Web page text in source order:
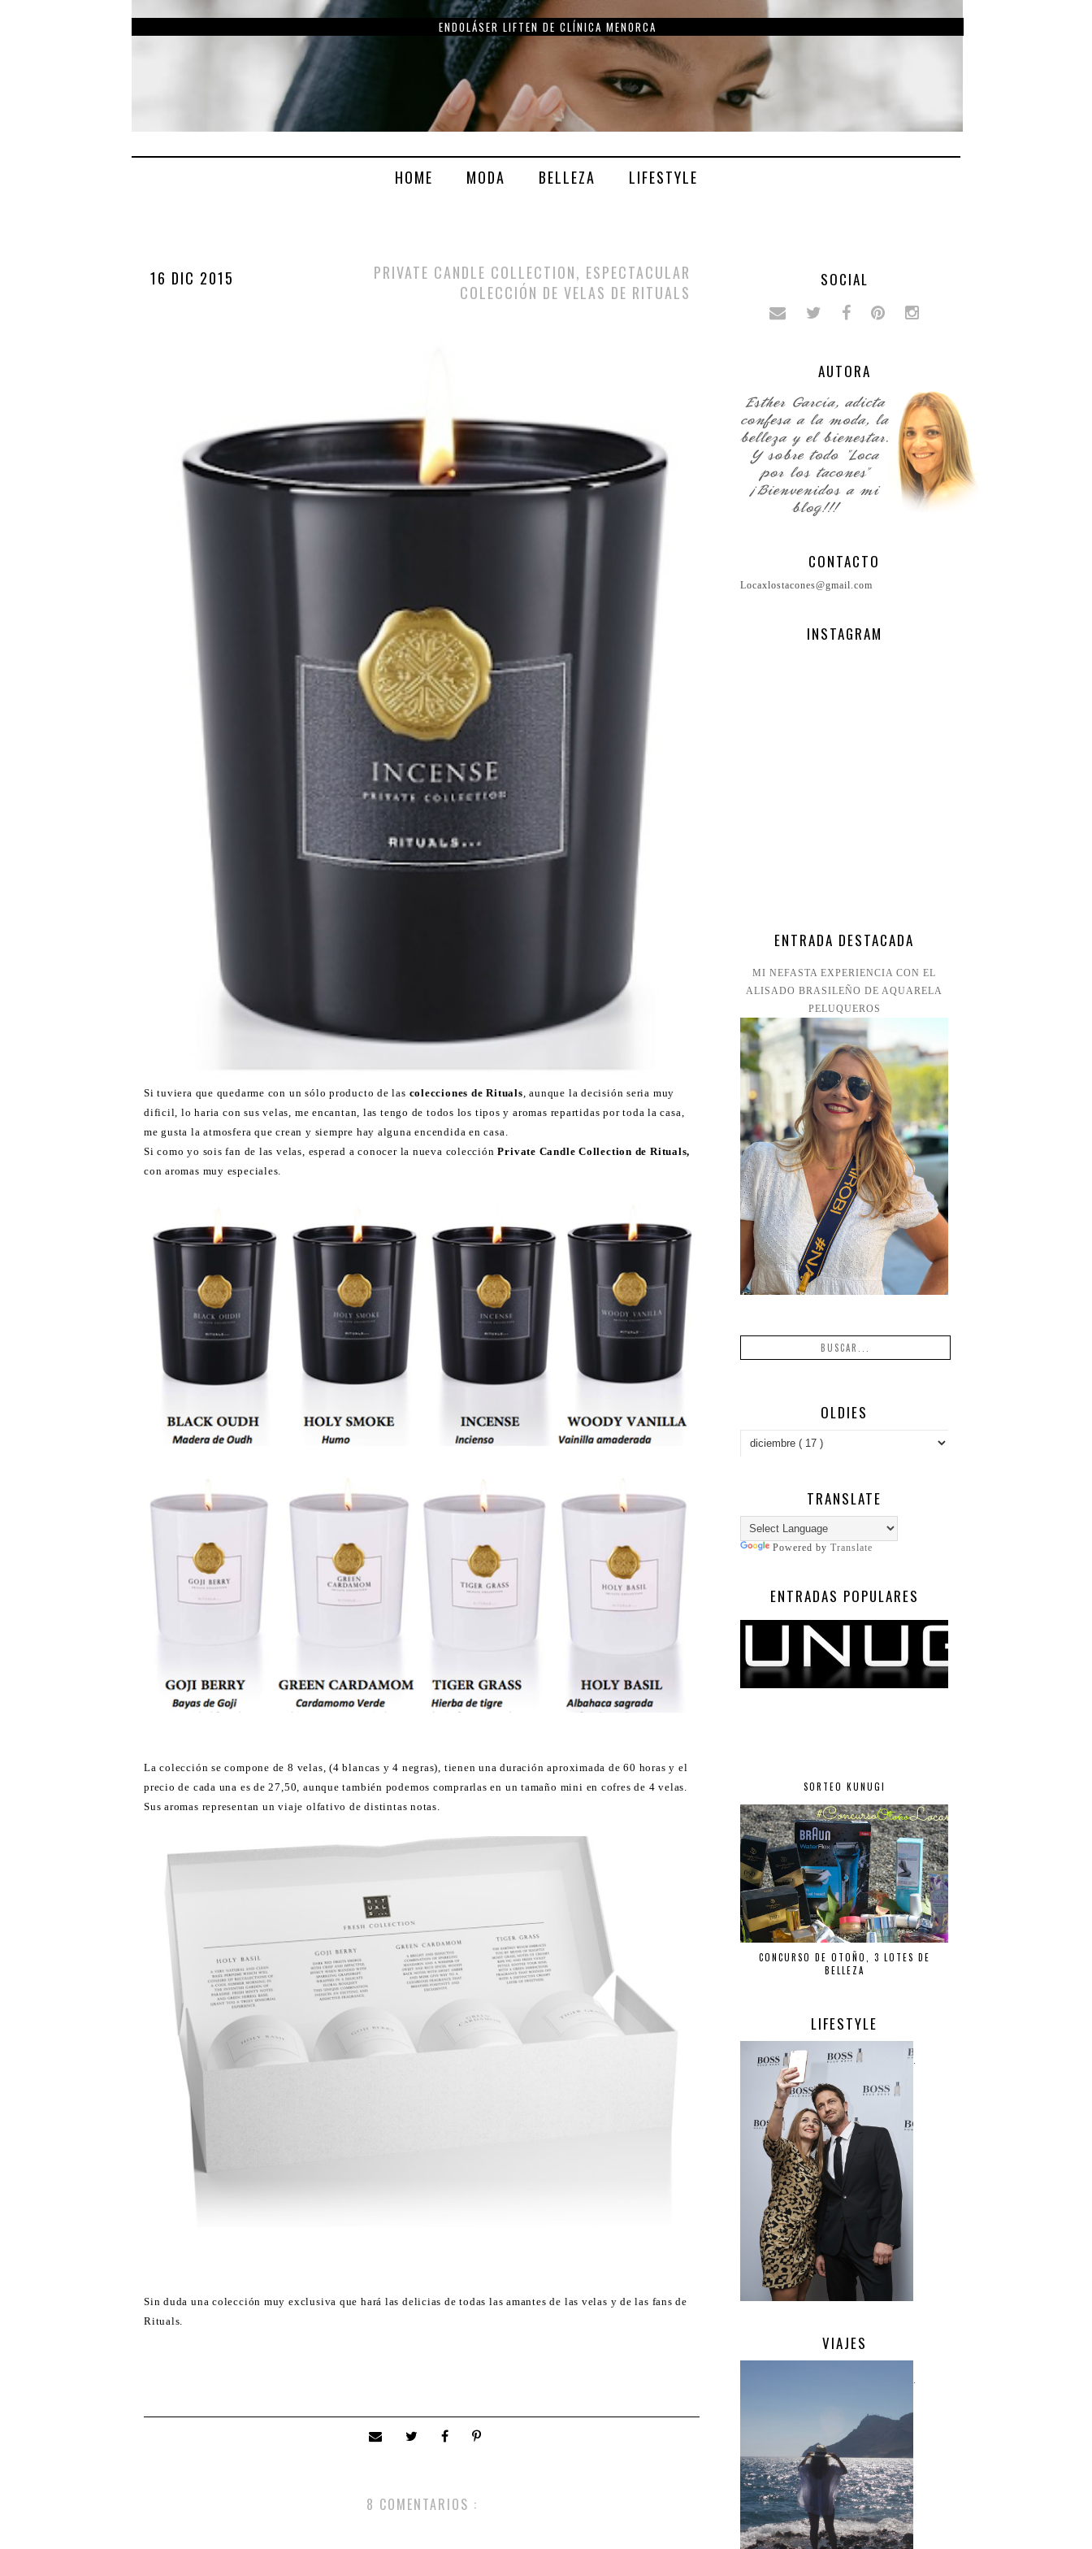
ENDOLÁSER LIFTEN DE CLÍNICA MENORCA
HOME MODA BELLEZA LIFESTYLE
16 DIC 2015
PRIVATE CANDLE COLLECTION, ESPECTACULAR
COLECCIÓN DE VELAS DE RITUALS
Si tuviera que quedarme con un sólo producto de las colecciones de Rituals , aunque la decisión seria muy
dificil, lo haria con sus velas, me encantan, las tengo de todos los tipos y aromas repartidas por toda la casa,
me gusta la atmosfera que crean y siempre hay alguna encendida en casa.
Si como yo sois fan de las velas, esperad a conocer la nueva colecciónPrivate Candle Collection de Rituals,
con aromas muy especiales.
La colección se compone de 8 velas, (4 blancas y 4 negras), tienen una duración aproximada de 60 horas y el
precio de cada una es de 27,50, aunque también podemos comprarlas en un tamaño mini en cofres de 4 velas.
Sus aromas representan un viaje olfativo de distintas notas.
Sin duda una colección muy exclusiva que hará las delicias de todas las amantes de las velas y de las fans de
Rituals.
8 COMENTARIOS :
SOCIAL
AUTORA
CONTACTO
Locaxlostacones@gmail.com
INSTAGRAM
ENTRADA DESTACADA
MI NEFASTA EXPERIENCIA CON EL
ALISADO BRASILEÑO DE AQUARELA
PELUQUEROS
OLDIES
TRANSLATE
Powered by Translate
ENTRADAS POPULARES
SORTEO KUNUGI
CONCURSO DE OTOÑO, 3 LOTES DE
BELLEZA
LIFESTYLE
.
VIAJES
.